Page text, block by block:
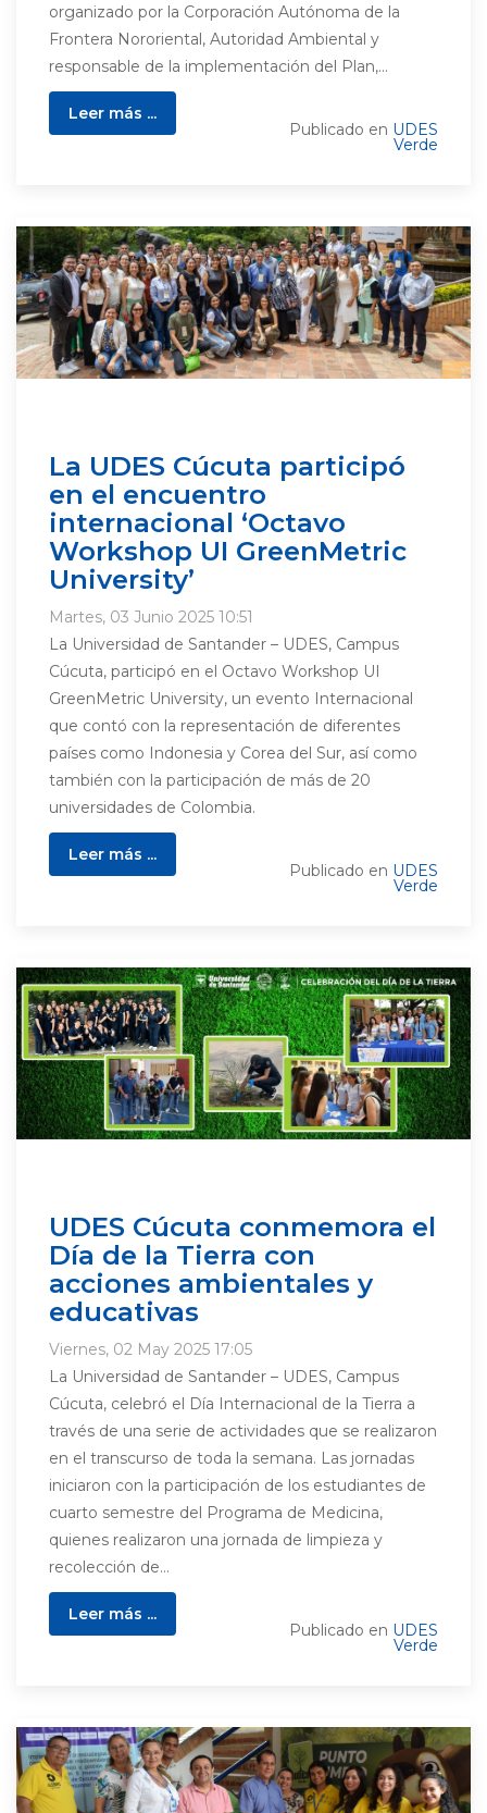
organizado por la Corporación Autónoma de la
Frontera Nororiental, Autoridad Ambiental y
responsable de la implementación del Plan,...
Leer más ...
Publicado en UDES
Verde
La UDES Cúcuta participó
en el encuentro
internacional ‘Octavo
Workshop UI GreenMetric
University’
Martes, 03 Junio 2025 10:51
La Universidad de Santander – UDES, Campus
Cúcuta, participó en el Octavo Workshop UI
GreenMetric University, un evento Internacional
que contó con la representación de diferentes
países como Indonesia y Corea del Sur, así como
también con la participación de más de 20
universidades de Colombia.
Leer más ...
Publicado en UDES
Verde
UDES Cúcuta conmemora el
Día de la Tierra con
acciones ambientales y
educativas
Viernes, 02 May 2025 17:05
La Universidad de Santander – UDES, Campus
Cúcuta, celebró el Día Internacional de la Tierra a
través de una serie de actividades que se realizaron
en el transcurso de toda la semana. Las jornadas
iniciaron con la participación de los estudiantes de
cuarto semestre del Programa de Medicina,
quienes realizaron una jornada de limpieza y
recolección de...
Leer más ...
Publicado en UDES
Verde